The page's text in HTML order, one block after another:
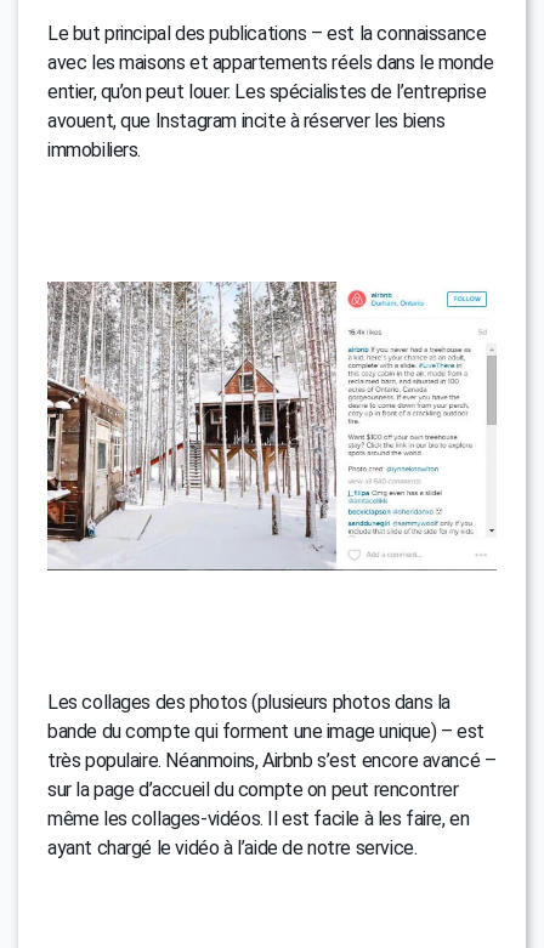
Le but principal des publications – est la connaissance
avec les maisons et appartements réels dans le monde
entier, qu’on peut louer. Les spécialistes de l’entreprise
avouent, que Instagram incite à réserver les biens
immobiliers.
Les collages des photos (plusieurs photos dans la
bande du compte qui forment une image unique) – est
très populaire. Néanmoins, Airbnb s’est encore avancé –
sur la page d’accueil du compte on peut rencontrer
même les collages-vidéos. Il est facile à les faire, en
ayant chargé le vidéo à l’aide de notre service.